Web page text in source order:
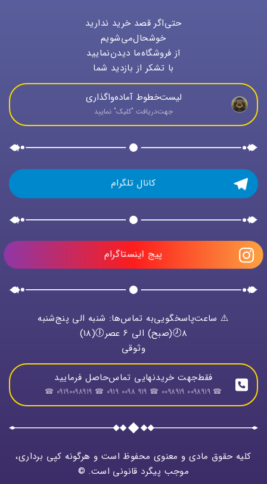
حتی‌اگر قصد خرید ندارید
خوشحال‌می‌شویم
از فروشگاه‌ما دیدن‌نمایید
با تشکر از بازدید شما
لیست‌خطوط آماده‌واگذاری
جهت‌دريافت "كليک" نماييد
کانال تلگرام
پیج اینستاگرام
⚠️ ساعت‌پاسخگویی‌به تماس‌ها: شنبه الی پنج‌شنبه
8🕗(صبح) الی 6 عصر🕕(18)
وثوقی
فقط‌جهت خریدنهایی تماس‌حاصل فرمایید
☎ 0098919 0098919 ☎ 919 0098 0919 ☎ 09190098919 ☎
کلیه حقوق مادی و معنوی محفوظ است و هرگونه کپی برداری،
موجب پیگرد قانونی است. ©